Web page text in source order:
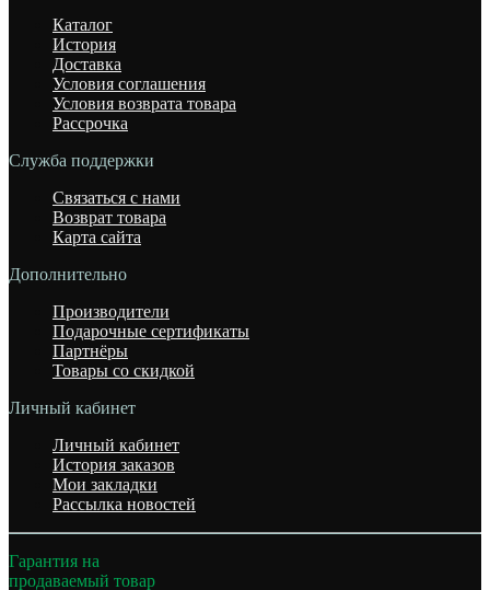
Каталог
История
Доставка
Условия соглашения
Условия возврата товара
Рассрочка
Служба поддержки
Связаться с нами
Возврат товара
Карта сайта
Дополнительно
Производители
Подарочные сертификаты
Партнёры
Товары со скидкой
Личный кабинет
Личный кабинет
История заказов
Мои закладки
Рассылка новостей
Гарантия на
продаваемый товар